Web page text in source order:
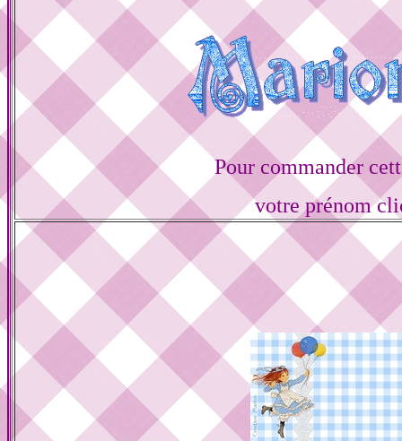
Pour commander
votre prénom